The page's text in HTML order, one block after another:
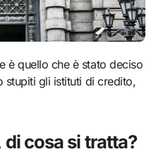
stupiti gli istituti di credito,
cosa si tratta?